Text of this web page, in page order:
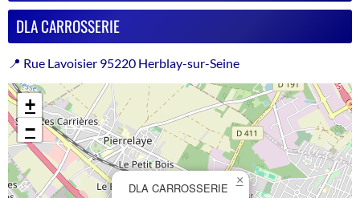
DLA CARROSSERIE
📍 Rue Lavoisier 95220 Herblay-sur-Seine
DLA CARROSSERIE
×
+
−